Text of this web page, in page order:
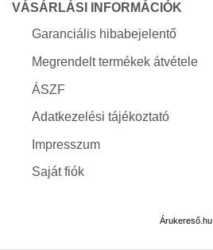
VÁSÁRLÁSI INFORMÁCIÓK
Garanciális hibabejelentő
Megrendelt termékek átvétele
ÁSZF
Adatkezelési tájékoztató
Impresszum
Saját fiók
Árukereső.hu